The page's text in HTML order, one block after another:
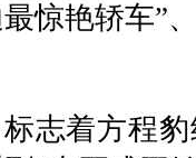
惊艳轿车”
志着方程豹